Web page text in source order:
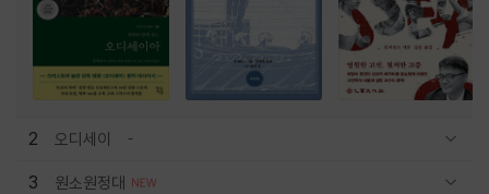
2 오디세이
3 원소원정대